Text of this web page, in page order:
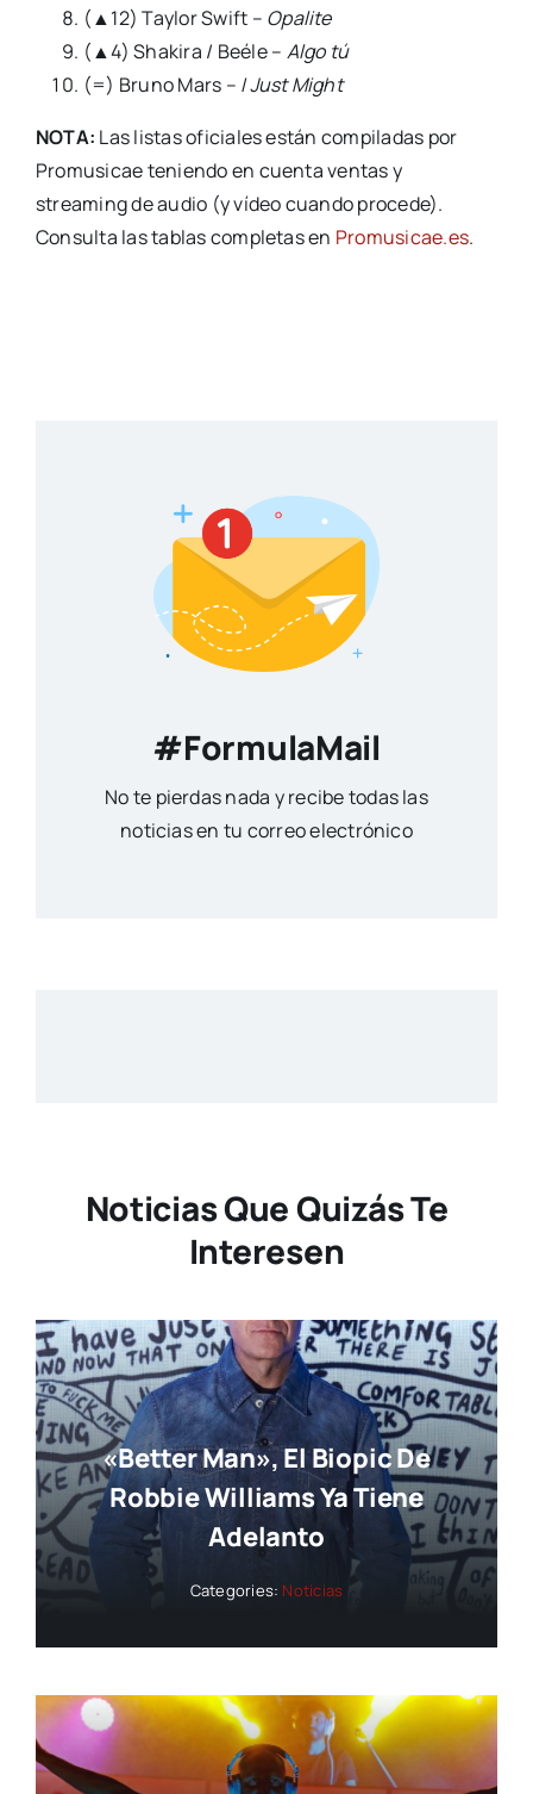
(▲12) Taylor Swift – Opalite
(▲4) Shakira / Beéle – Algo tú
(=) Bruno Mars – I Just Might
NOTA: Las listas oficiales están compiladas por
Promusicae teniendo en cuenta ventas y
streaming de audio (y vídeo cuando procede).
Consulta las tablas completas en Promusicae.es.
#FormulaMail
No te pierdas nada y recibe todas las
noticias en tu correo electrónico
Noticias Que Quizás Te
Interesen
«Better Man», El Biopic De
Robbie Williams Ya Tiene
Adelanto
Categories: Noticias